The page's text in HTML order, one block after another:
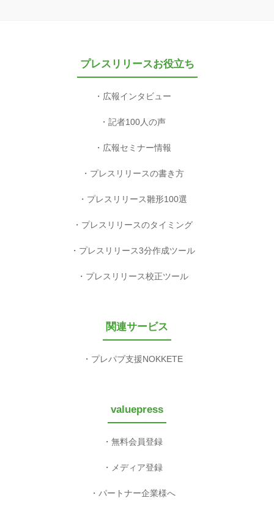
プレスリリースお役立ち
広報インタビュー
記者100人の声
広報セミナー情報
プレスリリースの書き方
プレスリリース雛形100選
プレスリリースのタイミング
プレスリリース3分作成ツール
プレスリリース校正ツール
関連サービス
プレパブ支援NOKKETE
valuepress
無料会員登録
メディア登録
パートナー企業様へ